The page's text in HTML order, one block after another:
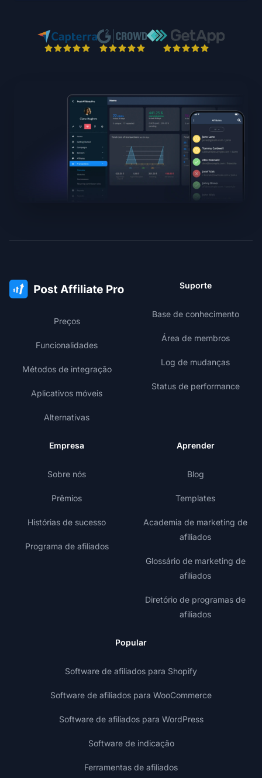
Preços
Funcionalidades
Métodos de integração
Aplicativos móveis
Alternativas
Suporte
Base de conhecimento
Área de membros
Log de mudanças
Status de performance
Empresa
Sobre nós
Prêmios
Histórias de sucesso
Programa de afiliados
Aprender
Blog
Templates
Academia de marketing de
afiliados
Glossário de marketing de
afiliados
Diretório de programas de
afiliados
Popular
Software de afiliados para Shopify
Software de afiliados para WooCommerce
Software de afiliados para WordPress
Software de indicação
Ferramentas de afiliados